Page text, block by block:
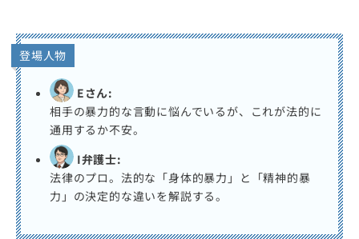
登場人物
Eさん:
相手の暴力的な言動に悩んでいるが、これが法的に
通用するか不安。
I弁護士:
法律のプロ。法的な「身体的暴力」と「精神的暴
力」の決定的な違いを解説する。